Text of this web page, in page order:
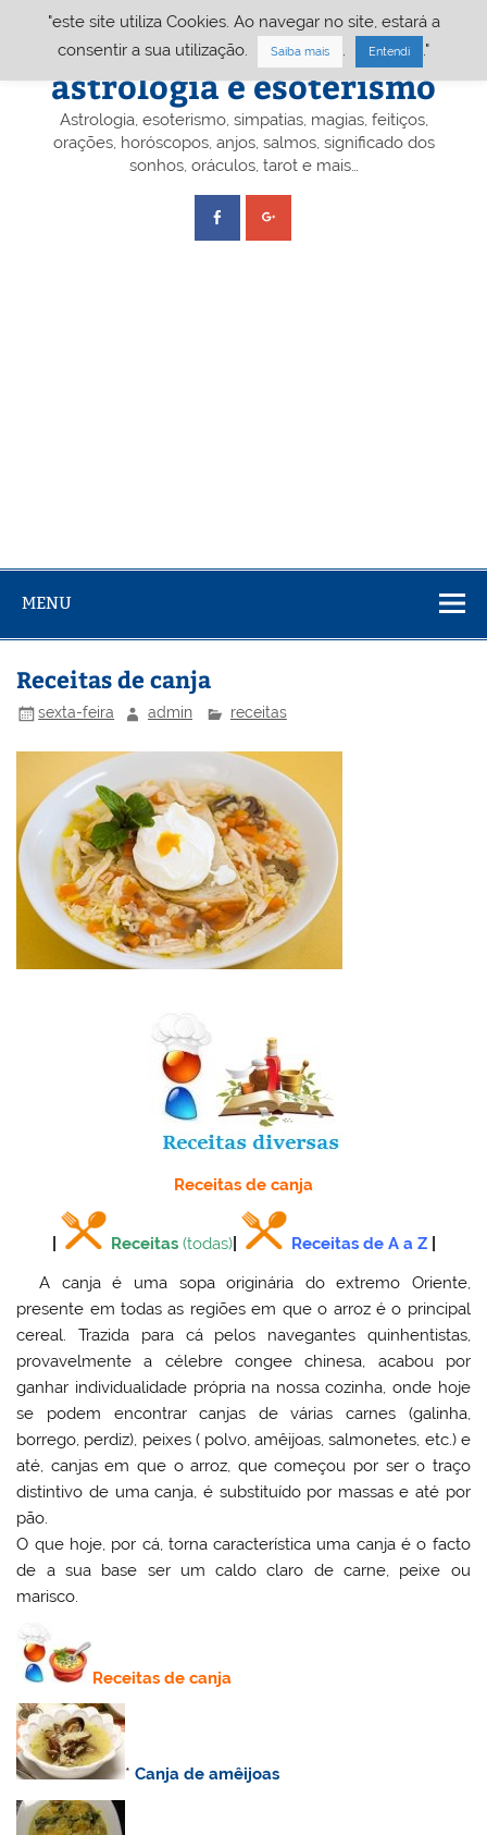
Portal A&E – Portal
astrologia e esoterismo
Astrologia, esoterismo, simpatias, magias, feitiços,
orações, horóscopos, anjos, salmos, significado dos
sonhos, oráculos, tarot e mais…
MENU
Receitas de canja
sexta-feira admin receitas
Receitas de canja
Receitas (todas)| Receitas de A a Z
A canja é uma sopa originária do extremo Oriente,
presente em todas as regiões em que o arroz é o principal
cereal. Trazida para cá pelos navegantes quinhentistas,
provavelmente a célebre congee chinesa, acabou por
ganhar individualidade própria na nossa cozinha, onde hoje
se podem encontrar canjas de várias carnes (galinha,
borrego, perdiz), peixes ( polvo, amêijoas, salmonetes, etc.) e
até, canjas em que o arroz, que começou por ser o traço
distintivo de uma canja, é substituído por massas e até por
pão.
O que hoje, por cá, torna característica uma canja é o facto
de a sua base ser um caldo claro de carne, peixe ou
marisco.
Receitas de canja
*Canja de amêijoas
"este site utiliza Cookies. Ao navegar no site, estará a
consentir a sua utilização.
Saiba mais Entendi ."